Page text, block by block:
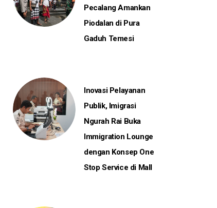
Pecalang Amankan
Piodalan di Pura
Gaduh Temesi
Inovasi Pelayanan
Publik, Imigrasi
Ngurah Rai Buka
Immigration Lounge
dengan Konsep One
Stop Service di Mall